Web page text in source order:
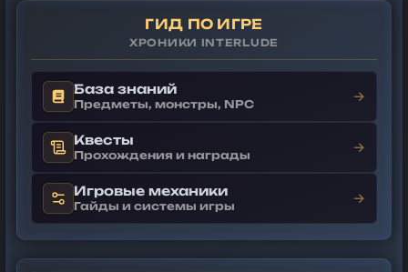
ГИД ПО ИГРЕ
ХРОНИКИ INTERLUDE
База знаний
Предметы, монстры, NPC →
Квесты
Прохождения и награды →
Игровые механики
Гайды и системы игры →